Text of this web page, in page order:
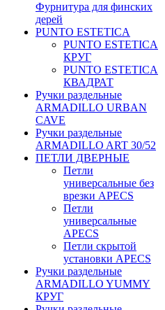
Фурнитура для финских
дерей
PUNTO ESTETICA
PUNTO ESTETICA
КРУГ
PUNTO ESTETICA
КВАДРАТ
Ручки раздельные
ARMADILLO URBAN
CAVE
Ручки раздельные
ARMADILLO ART 30/52
ПЕТЛИ ДВЕРНЫЕ
Петли
универсальные без
врезки APECS
Петли
универсальные
APECS
Петли скрытой
установки APECS
Ручки раздельные
ARMADILLO YUMMY
КРУГ